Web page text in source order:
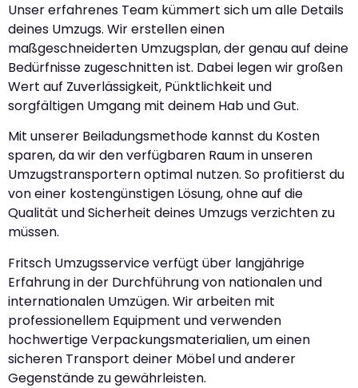
Unser erfahrenes Team kümmert sich um alle Details
deines Umzugs. Wir erstellen einen
maßgeschneiderten Umzugsplan, der genau auf deine
Bedürfnisse zugeschnitten ist. Dabei legen wir großen
Wert auf Zuverlässigkeit, Pünktlichkeit und
sorgfältigen Umgang mit deinem Hab und Gut.
Mit unserer Beiladungsmethode kannst du Kosten
sparen, da wir den verfügbaren Raum in unseren
Umzugstransportern optimal nutzen. So profitierst du
von einer kostengünstigen Lösung, ohne auf die
Qualität und Sicherheit deines Umzugs verzichten zu
müssen.
Fritsch Umzugsservice verfügt über langjährige
Erfahrung in der Durchführung von nationalen und
internationalen Umzügen. Wir arbeiten mit
professionellem Equipment und verwenden
hochwertige Verpackungsmaterialien, um einen
sicheren Transport deiner Möbel und anderer
Gegenstände zu gewährleisten.